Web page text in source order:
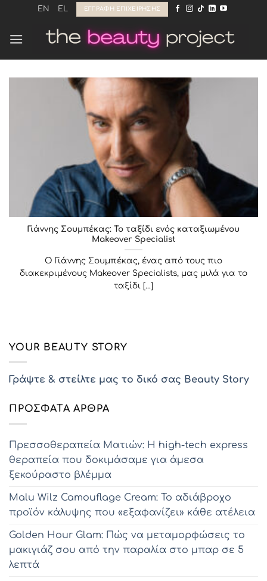
Μετάβαση
περιεχόμενο
EN EL ΕΓΓΡΑΦΉ ΕΠΙΧΕΊΡΗΣΗΣ
Γιάννης Σουμπέκας: Το ταξίδι ενός καταξιωμένου
Makeover Specialist
Ο Γιάννης Σουμπέκας, ένας από τους πιο
διακεκριμένους Makeover Specialists, μας μιλά για το
ταξίδι [...]
YOUR BEAUTY STORY
Γράψτε & στείλτε μας το δικό σας Beauty Story
ΠΡΌΣΦΑΤΑ ΆΡΘΡΑ
Πρεσσοθεραπεία Ματιών: Η high-tech express
θεραπεία που δοκιμάσαμε για άμεσα
ξεκούραστο βλέμμα
Malu Wilz Camouflage Cream: Το αδιάβροχο
προϊόν κάλυψης που «εξαφανίζει» κάθε ατέλεια
Golden Hour Glam: Πώς να μεταμορφώσεις το
μακιγιάζ σου από την παραλία στο μπαρ σε 5
λεπτά